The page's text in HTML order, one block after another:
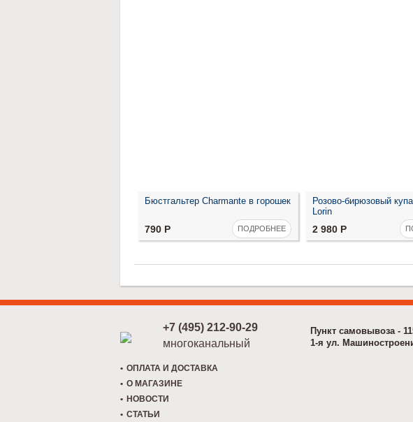
Бюстгальтер Charmante в горошек
790 Р ПОДРОБНЕЕ
Розово-бирюзовый
Lorin
2 980 Р
+7 (495) 212-90-29
многоканальный
Пункт самовывоза -
1-я ул.
ОПЛАТА И ДОСТАВКА
О МАГАЗИНЕ
НОВОСТИ
СТАТЬИ